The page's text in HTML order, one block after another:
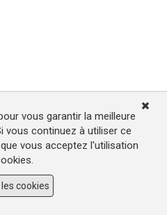
vous garantir la meilleure
vous continuez à utiliser ce
vous acceptez l'utilisation
cookies